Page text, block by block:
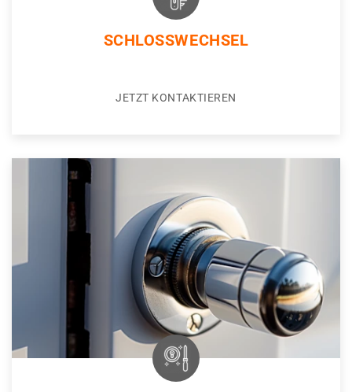
SCHLOSSWECHSEL
JETZT KONTAKTIEREN